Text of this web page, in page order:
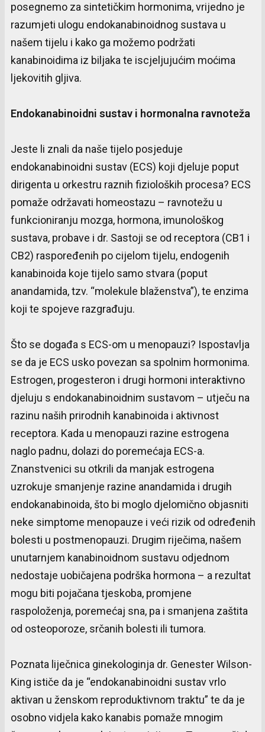
posegnemo za sintetičkim hormonima, vrijedno je
razumjeti ulogu endokanabinoidnog sustava u
našem tijelu i kako ga možemo podržati
kanabinoidima iz biljaka te iscjeljujućim moćima
ljekovitih gljiva.
Endokanabinoidni sustav i hormonalna ravnoteža
Jeste li znali da naše tijelo posjeduje
endokanabinoidni sustav (ECS) koji djeluje poput
dirigenta u orkestru raznih fizioloških procesa? ECS
pomaže održavati homeostazu – ravnotežu u
funkcioniranju mozga, hormona, imunološkog
sustava, probave i dr. Sastoji se od receptora (CB1 i
CB2) raspoređenih po cijelom tijelu, endogenih
kanabinoida koje tijelo samo stvara (poput
anandamida, tzv. “molekule blaženstva”), te enzima
koji te spojeve razgrađuju.
Što se događa s ECS-om u menopauzi? Ispostavlja
se da je ECS usko povezan sa spolnim hormonima.
Estrogen, progesteron i drugi hormoni interaktivno
djeluju s endokanabinoidnim sustavom – utječu na
razinu naših prirodnih kanabinoida i aktivnost
receptora. Kada u menopauzi razine estrogena
naglo padnu, dolazi do poremećaja ECS-a.
Znanstvenici su otkrili da manjak estrogena
uzrokuje smanjenje razine anandamida i drugih
endokanabinoida, što bi moglo djelomično objasniti
neke simptome menopauze i veći rizik od određenih
bolesti u postmenopauzi. Drugim riječima, našem
unutarnjem kanabinoidnom sustavu odjednom
nedostaje uobičajena podrška hormona – a rezultat
mogu biti pojačana tjeskoba, promjene
raspoloženja, poremećaj sna, pa i smanjena zaštita
od osteoporoze, srčanih bolesti ili tumora.
Poznata liječnica ginekologinja dr. Genester Wilson-
King ističe da je “endokanabinoidni sustav vrlo
aktivan u ženskom reproduktivnom traktu” te da je
osobno vidjela kako kanabis pomaže mnogim